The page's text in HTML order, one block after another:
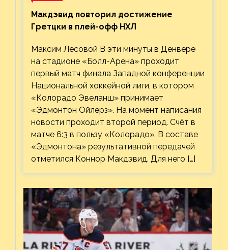
Макдэвид повторил достижение
Гретцки в плей-офф НХЛ
Максим Лесовой В эти минуты в Денвере
на стадионе «Болл-Арена» проходит
первый матч финала Западной конференции
Национальной хоккейной лиги, в котором
«Колорадо Эвеланш» принимает
«Эдмонтон Ойлерз». На момент написания
новости проходит второй период. Счёт в
матче 6:3 в пользу «Колорадо». В составе
«Эдмонтона» результативной передачей
отметился Коннор Макдэвид. Для него […]